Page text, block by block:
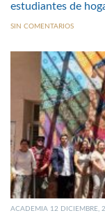
estudiantes de
SIN COMENTARIOS
ACADEMIA 12 DICIEMBRE,